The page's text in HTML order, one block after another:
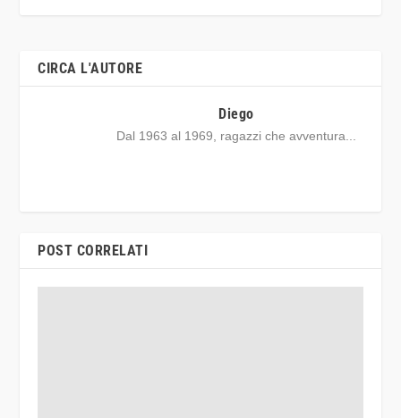
CIRCA L'AUTORE
Diego
Dal 1963 al 1969, ragazzi che avventura...
POST CORRELATI